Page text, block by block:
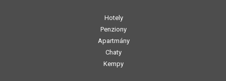
Hotely
Penziony
Apartmány
Chaty
Kempy